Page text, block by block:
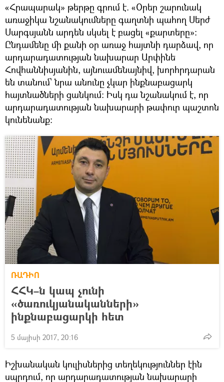
«Հրապարակ» թերթը գրում է. «Օրեր շարունակ
առաջիկա նշանակումները գաղտնի պահող Սերժ
Սարգսյանն արդեն սկսել է բացել «քարտերը»:
Ընդամենը մի քանի օր առաջ հայտնի դարձավ, որ
արդարադատության նախարար Արփինե
Հովհաննիսյանին, այնուամենայնիվ, խորհրդարան
են տանում՝ նրա անունը չկար ինքնաբացարկ
հայտնածների ցանկում: Իսկ դա նշանակում է, որ
արդարադատության նախարարի թափուր պաշտոն
կունենանք:
ՌԱԴԻՈ
ՀՀԿ–ն կապ չունի
«ծառուկյանականների»
ինքնաբացարկի հետ
5 մայիսի 2017, 20:16
Իշխանական կուլիսներից տեղեկություններ էին
սպրդում, որ արդարադատության նախարարի